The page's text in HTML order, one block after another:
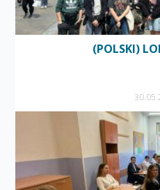
(POLSKI)